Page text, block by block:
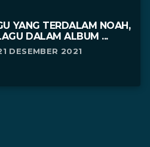
YANG TERDALAM NOAH,
DALAM ALBUM ...
DESEMBER 2021